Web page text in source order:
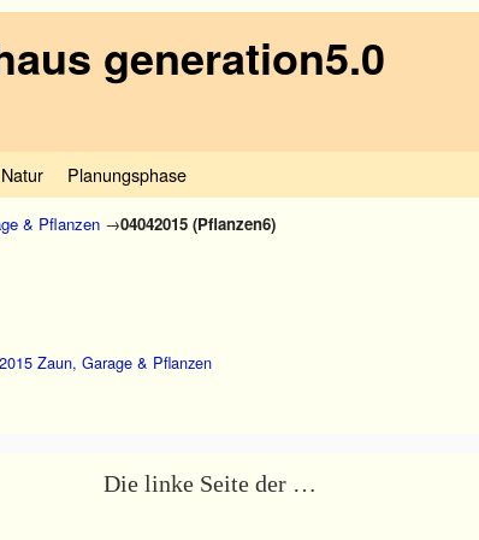
generation5.0
Natur Planungsphase
& Pflanzen →04042015 (Pflanzen6)
Zaun, Garage & Pflanzen
Die linke Seite der …